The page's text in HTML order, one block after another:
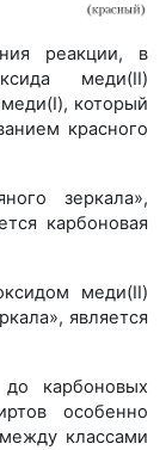
реакции, в
меди(II)
который
красного
зеркала»,
карбоновая
меди(II)
является
до карбоновых
особенно
классами